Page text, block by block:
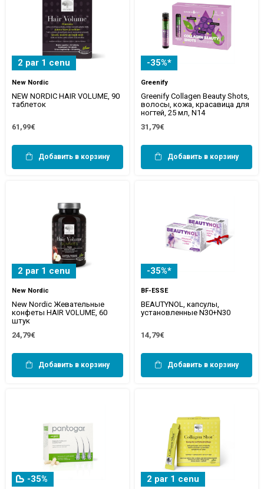
2 par 1 cenu
New Nordic
NEW NORDIC HAIR VOLUME, 90
таблеток
61,99€
Добавить в корзину
-35%*
Greenify
Greenify Collagen Beauty Shots,
волосы, кожа, красавица для
ногтей, 25 мл, N14
31,79€
Добавить в корзину
2 par 1 cenu
New Nordic
New Nordic Жевательные
конфеты HAIR VOLUME, 60
штук
24,79€
Добавить в корзину
-35%*
BF-ESSE
BEAUTYNOL, капсулы,
установленные N30+N30
14,79€
Добавить в корзину
-35% 2 par 1 cenu